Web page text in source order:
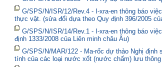
G/SPS/N/ISR/12/Rev.4 - I-xra-en thông báo
thực vật. (sửa đổi dựa theo Quy định 396/2005
G/SPS/N/ISR/14/Rev.1 - I-xra-en thông báo
định 1333/2008 của Liên minh châu Âu)
G/SPS/N/MAR/122 - Ma-rốc dự thảo Nghị định
tính của các loại nước xốt (nước chấm) lưu